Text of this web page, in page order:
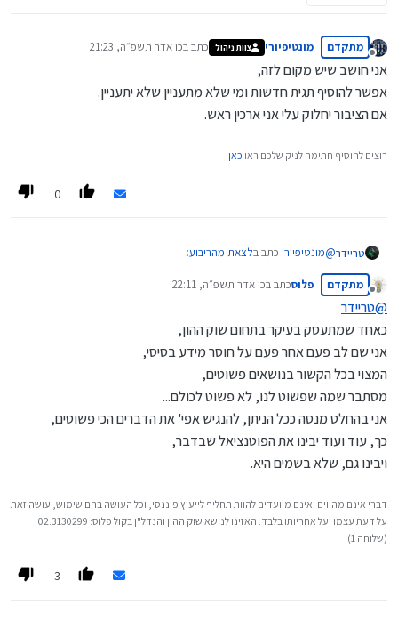
מנותק
מתקדם מונטיפיורי צוות ניהול כתב בכו אדר תשפ״ה, 21:23
נערך לאחרונה על ידי
אני חושב שיש מקום לזה,
אפשר להוסיף תגית חדשות ומי שלא מתעניין שלא יתעניין.
אם הציבור יחלוק עלי אני ארכין ראש.
רוצים להוסיף חתימה לניק שלכם ראו כאן
0
טריידר@מונטיפיורי כתב בלצאת מהריבוע:
למצוא כאן את כל מה שהוא מחפש.
יש להדגיש - אין ענין סתם להעתיק כתבות בתחום הכלכלי, עבור זה יש
אחרת זה הופך את הפורום לפחות רלוונטי - אנשים נמצאים כאן כדי
להעשיר בידע, לא "להעביר את הזמן" בידע !
(לדוגמה, זה לא משנה לאף אחד כאן ישירות האם גוגל רוכש את ויז או
כן יש ענין להעתיק עדכונים בעל משמעותי
מסלולים, חוקים, מיסים, משכנתא וכו'.
מנותק
מתקדם פלוסכתב בכו אדר תשפ״ה, 22:11
נערך לאחרונה על ידי
@טריידר
כאחד שמתעסק בעיקר בתחום שוק ההון,
אני שם לב פעם אחר פעם על חוסר מידע בסיסי,
המצוי בכל הקשור בנושאים פשוטים,
מסתבר שמה שפשוט לנו, לא פשוט לכולם...
אני בהחלט מנסה ככל הניתן, להנגיש אפי' את הדברים הכי פשוטים,
כך, עוד ועוד יבינו את הפוטנציאל שבדבר,
ויבינו גם, שלא בשמים היא.
דברי אינם מהווים ואינם מיועדים להוות תחליף לייעוץ פיננסי, וכל העושה בהם שימוש, עושה זאת
על דעת עצמו ועל אחריותו בלבד. האזינו לנושא שוק ההון והנדל"ן בקול פלוס: 02.3130299
(שלוחה 1).
3